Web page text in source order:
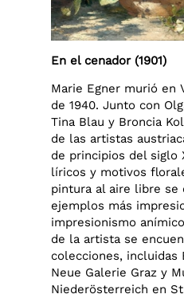
En el cenador (1901)
Marie Egner murió en
de 1940. Junto con
Tina Blau y Broncia
de las artistas
de principios del siglo
líricos y motivos
pintura al aire libre se
ejemplos más
impresionismo
de la artista se
colecciones, incluidas
Neue Galerie Graz y
Niederösterreich en